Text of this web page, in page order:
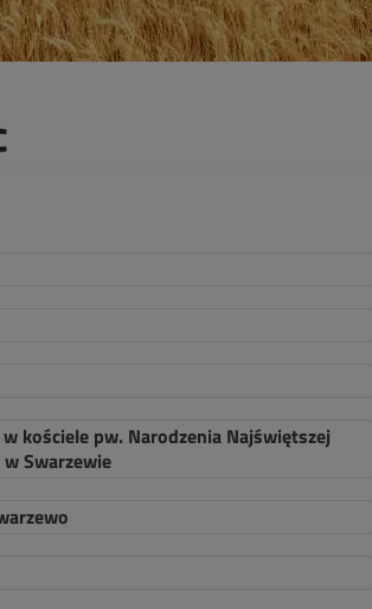
kościele pw. Narodzenia Najświętszej
Swarzewie